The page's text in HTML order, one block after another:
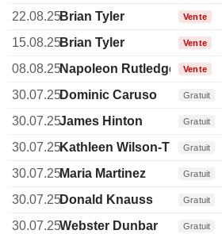
22.08.25Brian Tyler Vente
15.08.25Brian Tyler Vente
08.08.25Napoleon Rutledge Vente
30.07.25Dominic Caruso Gratuit
30.07.25James Hinton Gratuit
30.07.25Kathleen Wilson-Thompson
Gratuit
30.07.25Maria Martinez Gratuit
30.07.25Donald Knauss Gratuit
30.07.25Webster Dunbar Gratuit